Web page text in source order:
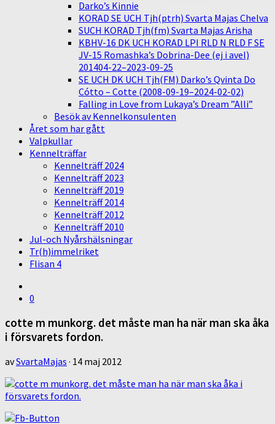
Darko’s Kinnie
KORAD SE UCH Tjh(ptrh) Svarta Majas Chelva
SUCH KORAD Tjh(fm) Svarta Majas Arisha
KBHV-16 DK UCH KORAD LPI RLD N RLD F SE
JV-15 Romashka’s Dobrina-Dee (ej i avel)
201404-22–2023-09-25
SE UCH DK UCH Tjh(FM) Darko’s Qvinta Do
Cótto – Cotte (2008-09-19–2024-02-02)
Falling in Love from Lukaya’s Dream ”Alli”
Besök av Kennelkonsulenten
Året som har gått
Valpkullar
Kennelträffar
Kennelträff 2024
Kennelträff 2023
Kennelträff 2019
Kennelträff 2014
Kennelträff 2012
Kennelträff 2010
Jul-och Nyårshälsningar
Tr(h)immelriket
Flisan 4
0
cotte m munkorg. det måste man ha när man ska åka
i försvarets fordon.
avSvartaMajas · 14 maj 2012